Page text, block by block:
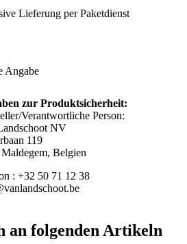
Lieferung per Paketdienst
Angabe
zur Produktsicherheit:
Verantwortliche Person:
NV
119
Belgien
: +32 50 71 12 38
an folgenden Artikeln